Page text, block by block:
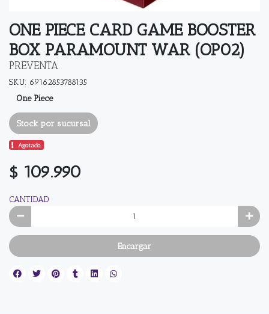
ONE PIECE CARD GAME BOOSTER
BOX PARAMOUNT WAR (OP02)
PREVENTA
SKU: 69162853788135
One Piece
Stock por sucursal
Agotado.
$ 109.990
CANTIDAD
Encargar